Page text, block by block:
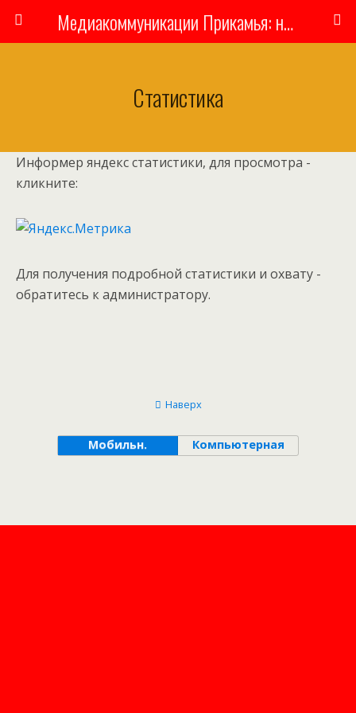
Медиакоммуникации Прикамья: новости, люди, власть
Статистика
Информер яндекс статистики, для просмотра -
кликните:
Для получения подробной статистики и охвату -
обратитесь к администратору.
Наверх
Мобильн. Компьютерная